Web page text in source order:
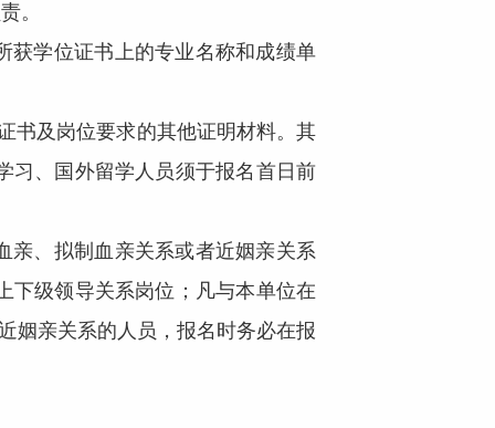
。
学位证书上的专业名称和成绩单
及岗位要求的其他证明材料。其
习、国外留学人员须于报名首日前
、拟制血亲关系或者近姻亲关系
下级领导关系岗位；凡与本单位在
姻亲关系的人员，报名时务必在报